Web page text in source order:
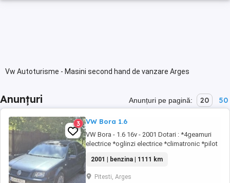
Vw Autoturisme - Masini second hand de vanzare Arges
Anunțuri Anunțuri pe pagină: 20 50
3 VW Bora 1.6
VW Bora - 1.6 16v - 2001 Dotari : *4geamuri
electrice *oglinzi electrice *climatronic *pilot
pahare
2001 | benzina | 1111 km
Pitesti, Arges